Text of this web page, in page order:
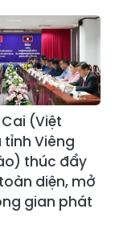
(Việt
Viêng
thúc đẩy
diện, mở
gian phát